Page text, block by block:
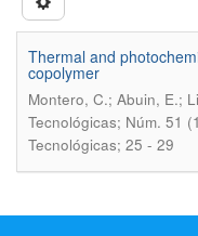
Thermal and
copolymer
Montero, C.; Abuin, E.;
Tecnológicas; Núm. 51
Tecnológicas; 25 - 29